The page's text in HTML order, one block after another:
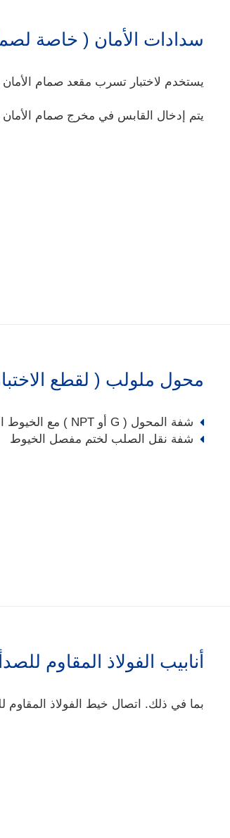
سدادات الأمان ( خاصة
يستخدم لاختبار تسرب مقعد صمام الأمان
يتم إدخال القابس في مخرج صمام الأمان
محول ملولب ( لقطع
شفة المحول ( G أو NPT ) مع الخيوط الداخلية / الخارجية
شفة نقل الصلب لختم مفصل الخيوط
أنابيب الفولاذ المقاوم
بما في ذلك. اتصال خيط الفولاذ المقاوم